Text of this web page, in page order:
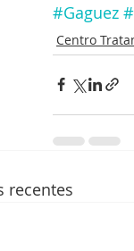
#Gaguez
Centro
recentes